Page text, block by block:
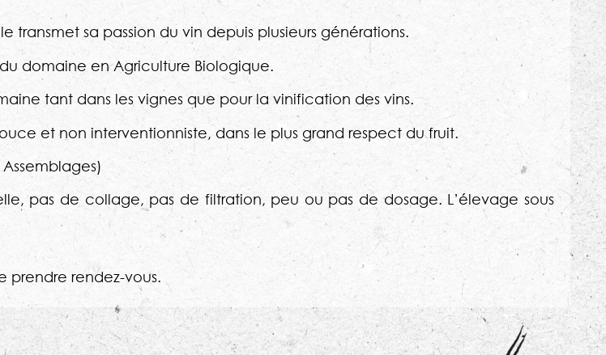
transmet sa passion du vin depuis plusieurs générations.
domaine en Agriculture Biologique.
tant dans les vignes que pour la vinification des vins.
et non interventionniste, dans le plus grand respect du fruit.
pas de collage, pas de filtration, peu ou pas de dosage. L’élevage sous
prendre rendez-vous.